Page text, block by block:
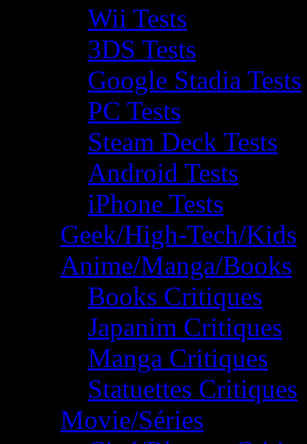
Wii Tests
3DS Tests
Google Stadia Tests
PC Tests
Steam Deck Tests
Android Tests
iPhone Tests
Geek/High-Tech/Kids
Anime/Manga/Books
Books Critiques
Japanim Critiques
Manga Critiques
Statuettes Critiques
Movie/Séries